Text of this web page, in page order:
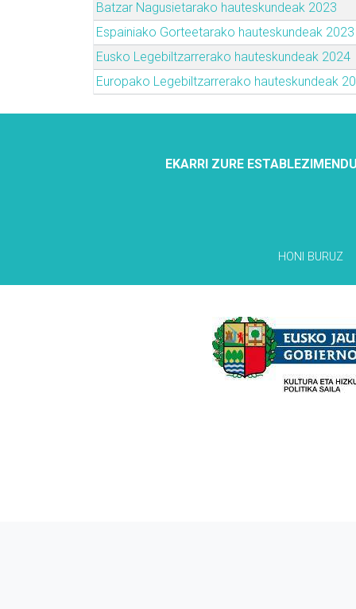
Batzar Nagusietarako hauteskundeak 2023
Espainiako Gorteetarako hauteskundeak 2023
Eusko Legebiltzarrerako hauteskundeak 2024
Europako Legebiltzarrerako hauteskundeak
EKARRI ZURE
HONI BURUZ